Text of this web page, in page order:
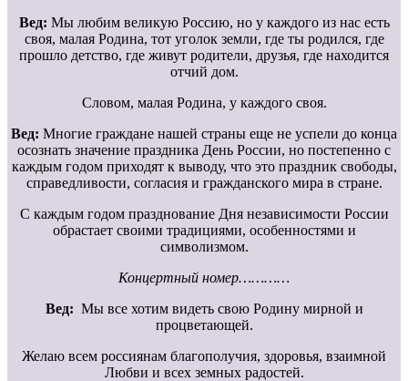
Вед: Мы любим великую Россию, но у каждого из нас есть
своя, малая Родина, тот уголок земли, где ты родился, где
прошло детство, где живут родители, друзья, где находится
отчий дом.
Словом, малая Родина, у каждого своя.
Вед: Многие граждане нашей страны еще не успели до конца
осознать значение праздника День России, но постепенно с
каждым годом приходят к выводу, что это праздник свободы,
справедливости, согласия и гражданского мира в стране.
С каждым годом празднование Дня независимости России
обрастает своими традициями, особенностями и
символизмом.
Концертный номер…………
Вед: Мы все хотим видеть свою Родину мирной и
процветающей.
Желаю всем россиянам благополучия, здоровья, взаимной
Любви и всех земных радостей.